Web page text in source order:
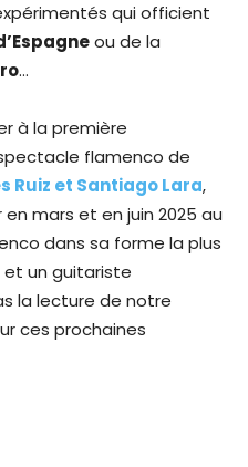
qui officient
ou de la
…
à la première
flamenco de
Ruiz et Santiago Lara,
mars et en juin 2025 au
dans sa forme la plus
et un guitariste
la lecture de notre
ces prochaines